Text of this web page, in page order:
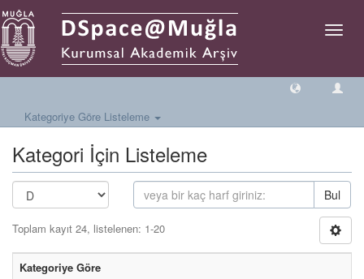
Geçiş
Kategoriye Göre Listeleme
Kategori İçin Listeleme
Bul
Toplam kayıt 24, listelenen: 1-20
Kategoriye Göre